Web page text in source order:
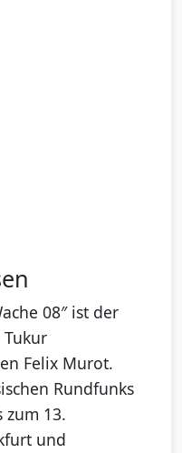
08″ ist der
Felix Murot.
Rundfunks
zum 13.
und